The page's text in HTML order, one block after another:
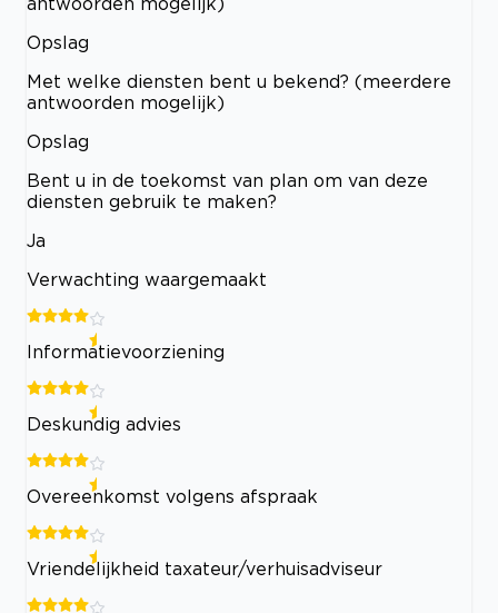
Opslag
Met welke diensten bent u bekend? (meerdere
antwoorden mogelijk)
Opslag
Bent u in de toekomst van plan om van deze
diensten gebruik te maken?
Ja
Verwachting waargemaakt
Informatievoorziening
Deskundig advies
Overeenkomst volgens afspraak
Vriendelijkheid taxateur/verhuisadviseur